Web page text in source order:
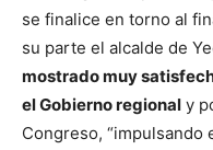
se finalice en torno al
su parte el alcalde de
mostrado muy
el Gobierno regional y
Congreso, “impulsando